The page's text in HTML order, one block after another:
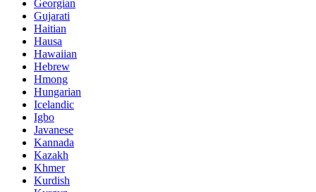
Georgian
Gujarati
Haitian
Hausa
Hawaiian
Hebrew
Hmong
Hungarian
Icelandic
Igbo
Javanese
Kannada
Kazakh
Khmer
Kurdish